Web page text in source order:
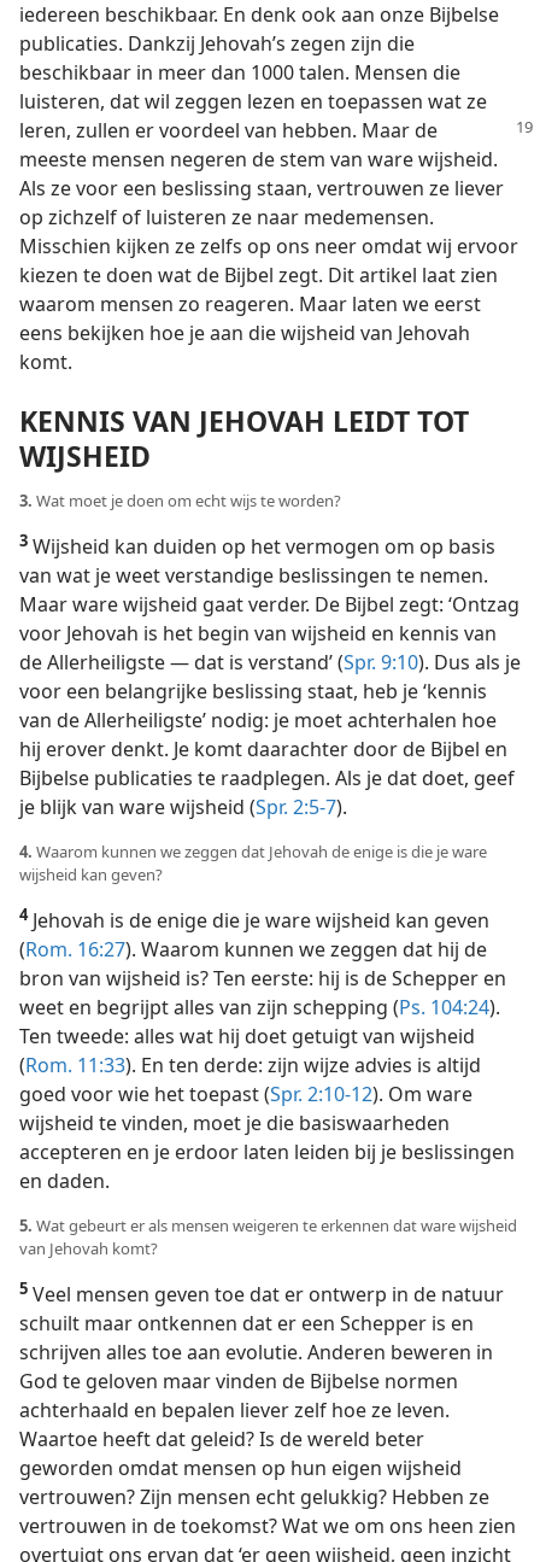
iedereen beschikbaar. En denk ook aan onze Bijbelse
publicaties. Dankzij Jehovah’s zegen zijn die
beschikbaar in meer dan 1000 talen. Mensen die
luisteren, dat wil zeggen lezen en toepassen wat ze
leren, zullen er voordeel van hebben. Maar de
meeste mensen negeren de stem van ware wijsheid.
Als ze voor een beslissing staan, vertrouwen ze liever
op zichzelf of luisteren ze naar medemensen.
Misschien kijken ze zelfs op ons neer omdat wij ervoor
kiezen te doen wat de Bijbel zegt. Dit artikel laat zien
waarom mensen zo reageren. Maar laten we eerst
eens bekijken hoe je aan die wijsheid van Jehovah
komt.
KENNIS VAN JEHOVAH LEIDT TOT
WIJSHEID
3. Wat moet je doen om echt wijs te worden?
3 Wijsheid kan duiden op het vermogen om op basis
van wat je weet verstandige beslissingen te nemen.
Maar ware wijsheid gaat verder. De Bijbel zegt: ‘Ontzag
voor Jehovah is het begin van wijsheid en kennis van
de Allerheiligste — dat is verstand’ (Spr. 9:10). Dus als je
voor een belangrijke beslissing staat, heb je ‘kennis
van de Allerheiligste’ nodig: je moet achterhalen hoe
hij erover denkt. Je komt daarachter door de Bijbel en
Bijbelse publicaties te raadplegen. Als je dat doet, geef
je blijk van ware wijsheid (Spr. 2:5-7).
4. Waarom kunnen we zeggen dat Jehovah de enige is die je ware
wijsheid kan geven?
4Jehovah is de enige die je ware wijsheid kan geven
(Rom. 16:27). Waarom kunnen we zeggen dat hij de
bron van wijsheid is? Ten eerste: hij is de Schepper en
weet en begrijpt alles van zijn schepping (Ps. 104:24).
Ten tweede: alles wat hij doet getuigt van wijsheid
(Rom. 11:33). En ten derde: zijn wijze advies is altijd
goed voor wie het toepast (Spr. 2:10-12). Om ware
wijsheid te vinden, moet je die basiswaarheden
accepteren en je erdoor laten leiden bij je beslissingen
en daden.
5. Wat gebeurt er als mensen weigeren te erkennen dat ware wijsheid
van Jehovah komt?
5 Veel mensen geven toe dat er ontwerp in de natuur
schuilt maar ontkennen dat er een Schepper is en
schrijven alles toe aan evolutie. Anderen beweren in
God te geloven maar vinden de Bijbelse normen
achterhaald en bepalen liever zelf hoe ze leven.
Waartoe heeft dat geleid? Is de wereld beter
geworden omdat mensen op hun eigen wijsheid
vertrouwen? Zijn mensen echt gelukkig? Hebben ze
vertrouwen in de toekomst? Wat we om ons heen zien
overtuigt ons ervan dat ‘er geen wijsheid, geen inzicht